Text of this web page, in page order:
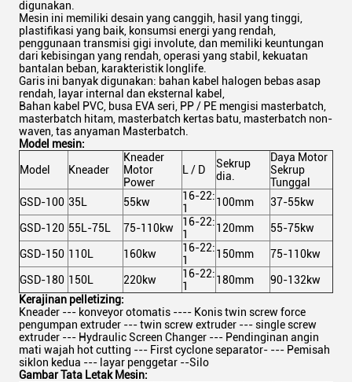
digunakan.
Mesin ini memiliki desain yang canggih, hasil yang tinggi,
plastifikasi yang baik, konsumsi energi yang rendah,
penggunaan transmisi gigi involute, dan memiliki keuntungan
dari kebisingan yang rendah, operasi yang stabil, kekuatan
bantalan beban, karakteristik longlife.
Garis ini banyak digunakan: bahan kabel halogen bebas asap
rendah, layar internal dan eksternal kabel,
Bahan kabel PVC, busa EVA seri, PP / PE mengisi masterbatch,
masterbatch hitam, masterbatch kertas batu, masterbatch non-
waven, tas anyaman Masterbatch.
Model mesin:
Model Kneader
Kneader
Motor
Power
L / D
Sekrup
dia.
Daya Motor
Sekrup
Tunggal
GSD-100 35L 55kw
16-22:
1
100mm 37-55kw
GSD-120 55L-75L 75-110kw
16-22:
1
120mm 55-75kw
GSD-150 110L 160kw
16-22:
1
150mm 75-110kw
GSD-180 150L 220kw
16-22:
1
180mm
90-132kw
Kerajinan pelletizing:
Kneader --- konveyor otomatis ---- Konis twin screw force
pengumpan extruder --- twin screw extruder --- single screw
extruder --- Hydraulic Screen Changer --- Pendinginan angin
mati wajah hot cutting --- First cyclone separator- --- Pemisah
siklon kedua --- layar penggetar --Silo
Gambar Tata Letak Mesin: